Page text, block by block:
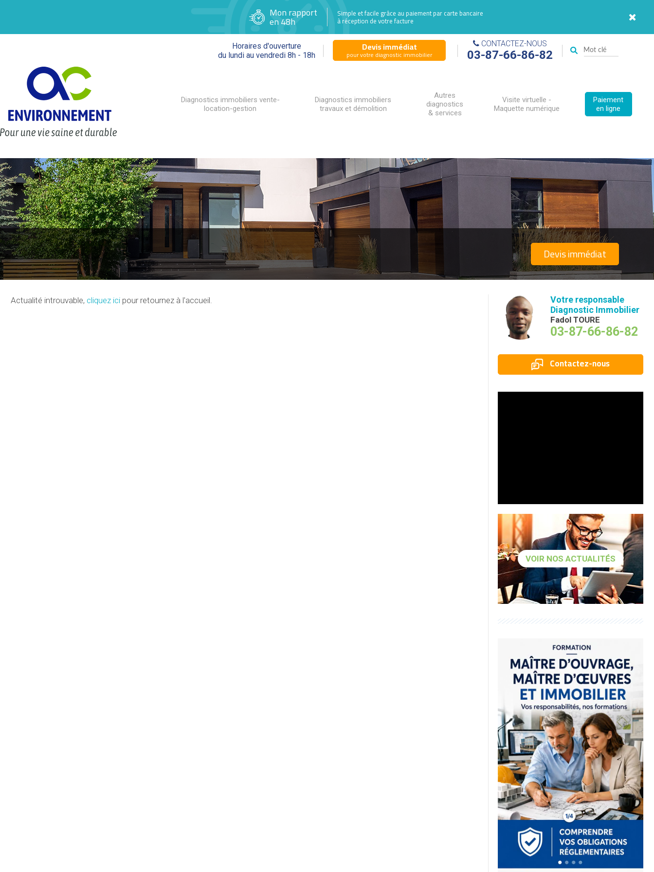
Mon rapport
en 48h
Simple et facile grâce au paiement par carte bancaire
à réception de votre facture
Horaires d'ouverture
du lundi au vendredi 8h - 18h
Devis immédiat
pour votre diagnostic immobilier
CONTACTEZ-NOUS
03-87-66-86-82
Diagnostics immobiliers vente-
location-gestion
Diagnostics immobiliers
travaux et démolition
Autres
diagnostics
& services
Visite virtuelle -
Maquette numérique
Paiement
en ligne
Devis immédiat
Actualité introuvable, cliquez ici pour retournez à l'accueil.
Votre responsable
Diagnostic Immobilier
Fadol TOURE
03-87-66-86-82
Contactez-nous
VOIR NOS ACTUALITÉS